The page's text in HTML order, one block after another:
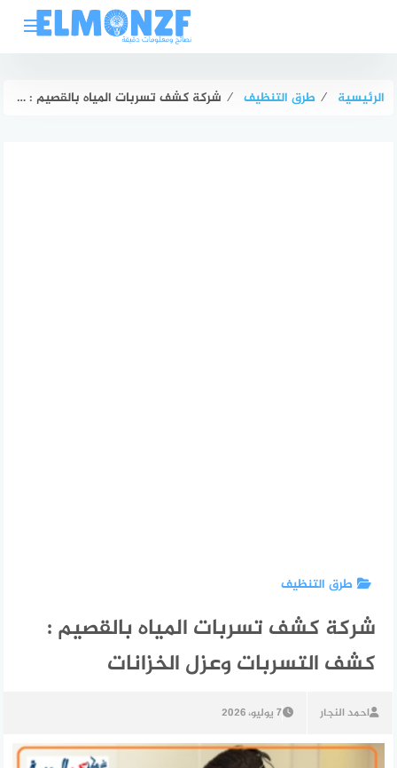
الرئيسية ⁄ طرق التنظيف ⁄ شركة كشف تسربات المياه بالقصيم : كشف التسربات وعزل الخزانات
طرق التنظيف
شركة كشف تسربات المياه بالقصيم :
كشف التسربات وعزل الخزانات
احمد النجار 7 يوليو، 2026